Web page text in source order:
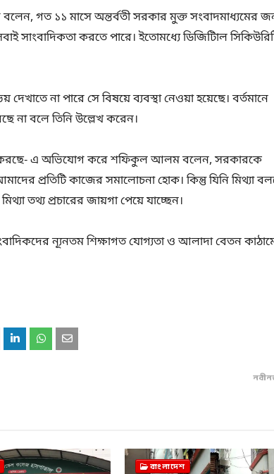
গত ১১ মাসে অন্তর্বতী সরকার মুক্ত সংবাদমাধ্যমের
সাংবাদিকতা করতে পারে। ইতোমধ্যে ডিজিটিাল
না পারে সে বিষয়ে ব্যবস্থা নেওয়া হয়েছে। বর্তমানে
না বলে তিনি উল্লেখ করেন।
করছে- এ অভিযোগ করে শফিকুল আলম বলেন, সরকারকে
প্রতিটি কাজের সমালোচনা হোক। কিন্তু যিনি মিথ্যা
তথ্য প্রচারের জায়গা পেয়ে যাচ্ছেন।
ন্যূনতম শিক্ষাগত যোগ্যতা ও আলাদা বেতন
বাংলাদেশ